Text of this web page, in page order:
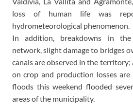
loss of human life was
hydrometeorological phenomenon.
In addition, breakdowns in the
network, slight damage to bridges
canals are observed in the
on crop and production losses
floods this weekend flooded
areas of the municipality.